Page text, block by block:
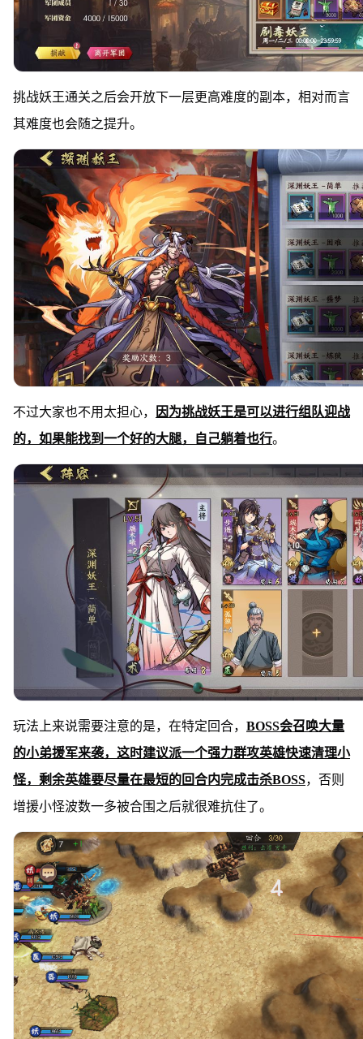
挑战妖王通关之后会开放下一层更高难度的副本，相对而言
其难度也会随之提升。
不过大家也不用太担心，
因为挑战妖王是可以进行组队迎战
的，如果能找到一个好的大腿，自己躺着也行。
玩法上来说需要注意的是，在特定回合， BOSS会召唤大量
的小弟援军来袭，这时建议派一个强力群攻英雄快速清理小
怪，剩余英雄要尽量在最短的回合内完成击杀BOSS，否则
增援小怪波数一多被合围之后就很难抗住了。